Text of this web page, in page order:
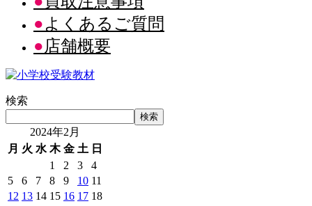
よくあるご質問
店舗概要
検索
検索
2024年2月
月 火 水 木 金 土 日
1
2 3
4
5
6 7 8 9 10 11
12 13 14 15 16 17 18